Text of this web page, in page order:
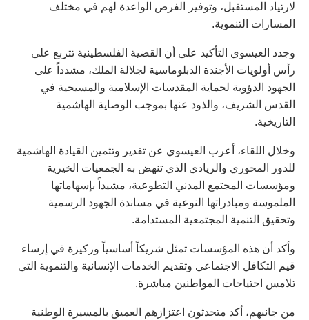
لارتياد المستقبل، وتوفير الفرص الواعدة لهم في مختلف
المسارات التنموية.
وجدد العيسوي التأكيد على أن القضية الفلسطينية تتربع على
رأس أولويات الأجندة الدبلوماسية لجلالة الملك، مشدداً على
الجهود الدؤوبة لحماية المقدسات الإسلامية والمسيحية في
القدس الشريف، والذود عنها بموجب الوصاية الهاشمية
التاريخية.
وخلال اللقاء، أعرب العيسوي عن تقدير وتثمين القيادة الهاشمية
للدور المحوري والريادي الذي تنهض به الجمعيات الخيرية
ومؤسسات المجتمع المدني التطوعية، مشيداً بإسهاماتها
الملموسة ومبادراتها النوعية في مساندة الجهود الرسمية
وتحقيق التنمية المجتمعية المستدامة.
وأكد أن هذه المؤسسات تمثل شريكاً أساسياً وركيزة في إرساء
قيم التكافل الاجتماعي وتقديم الخدمات الإنسانية والتنموية التي
تلامس احتياجات المواطنين مباشرة.
من جانبهم، أكد متحدثون اعتزازهم العميق بالمسيرة الوطنية